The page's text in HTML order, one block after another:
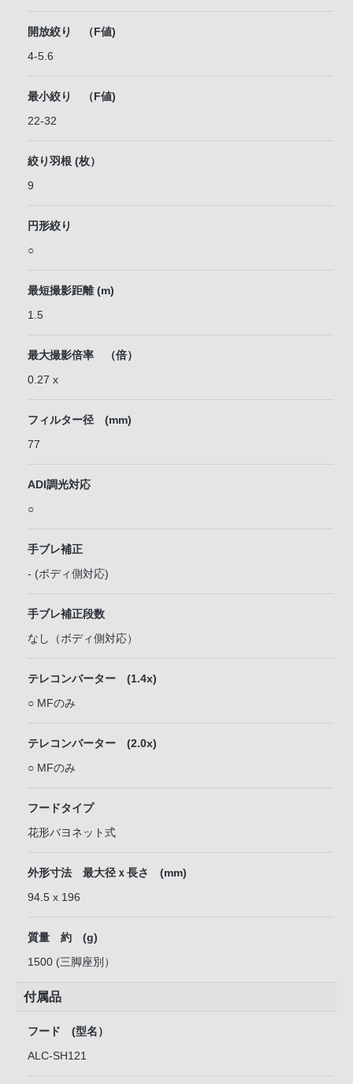
開放絞り （F値)
4-5.6
最小絞り （F値)
22-32
絞り羽根 (枚）
9
円形絞り
○
最短撮影距離 (m)
1.5
最大撮影倍率 （倍）
0.27 x
フィルター径 (mm)
77
ADI調光対応
○
手ブレ補正
- (ボディ側対応)
手ブレ補正段数
なし（ボディ側対応）
テレコンバーター (1.4x)
○ MFのみ
テレコンバーター (2.0x)
○ MFのみ
フードタイプ
花形バヨネット式
外形寸法 最大径ｘ長さ (mm)
94.5 x 196
質量 約 (g)
1500 (三脚座別）
付属品
フード (型名）
ALC-SH121